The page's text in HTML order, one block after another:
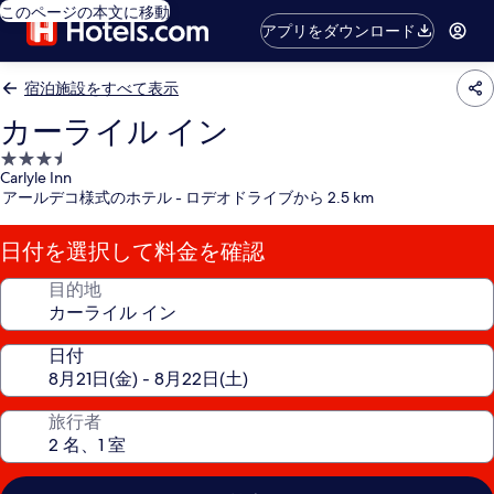
このページの本文に移動
アプリをダウンロード
宿泊施設をすべて表示
カーライル イン
3.5
つ
星
宿
泊
施
Carlyle Inn
アールデコ様式のホテル - ロデオドライブから 2.5 km
日付を選択して料金を確認
目的地
日付
旅行者